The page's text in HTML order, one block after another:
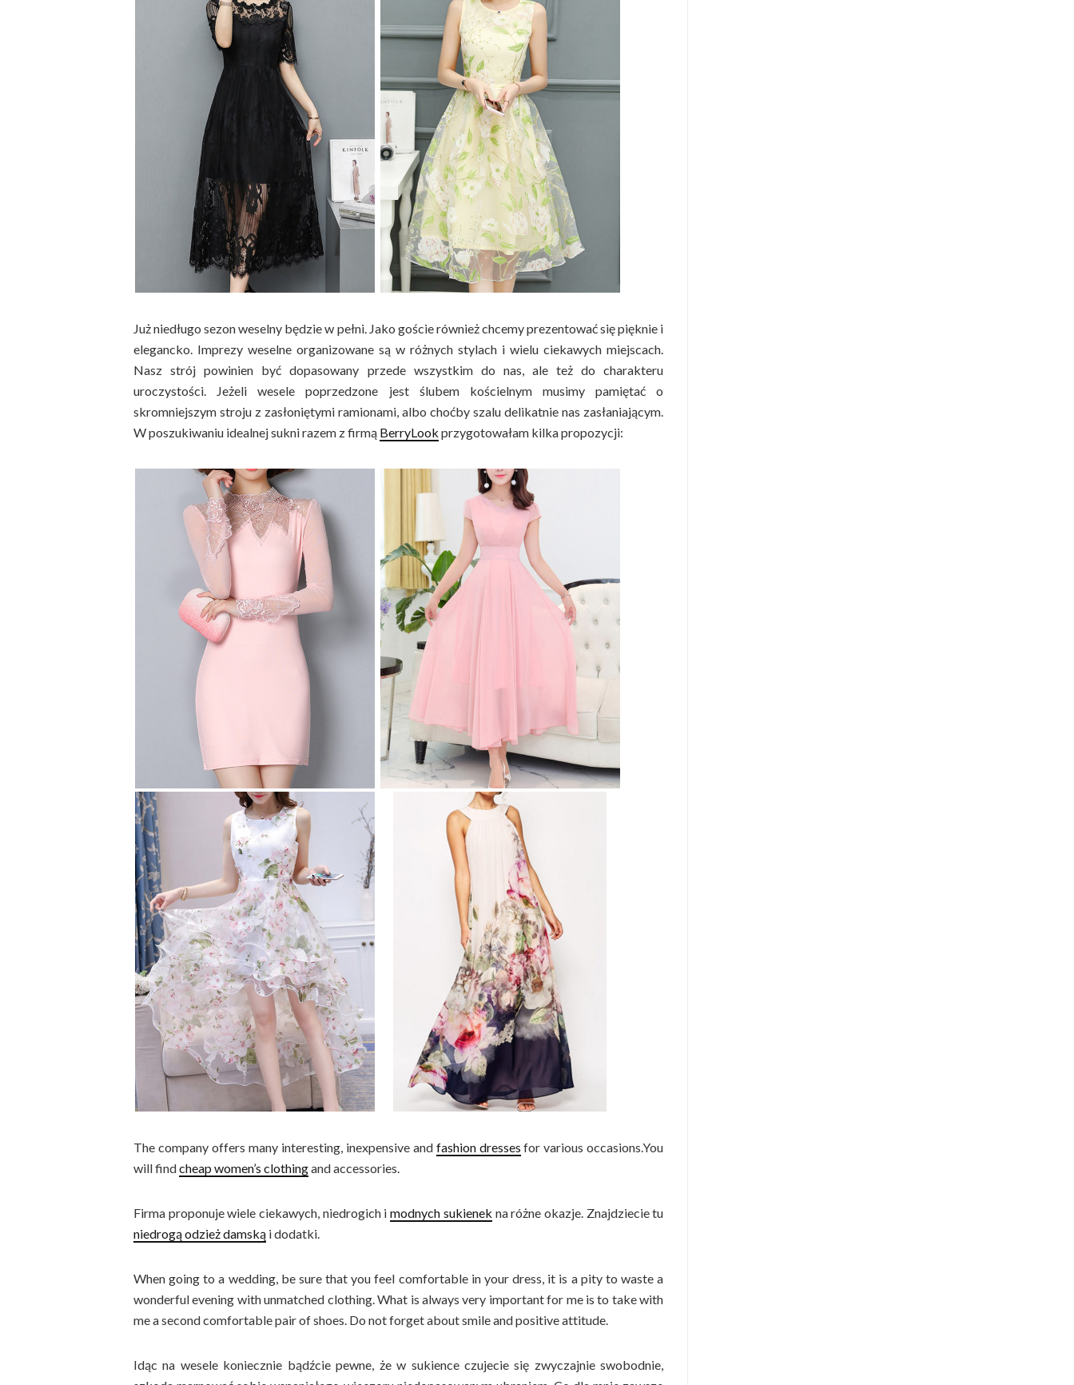
Już niedługo sezon weselny będzie w pełni. Jako goście również chcemy prezentować się pięknie i
elegancko. Imprezy weselne organizowane są w różnych stylach i wielu ciekawych miejscach.
Nasz strój powinien być dopasowany przede wszystkim do nas, ale też do charakteru
uroczystości. Jeżeli wesele poprzedzone jest ślubem kościelnym musimy pamiętać o
skromniejszym stroju z zasłoniętymi ramionami, albo choćby szalu delikatnie nas zasłaniającym.
W poszukiwaniu idealnej sukni razem z firmą BerryLook przygotowałam kilka propozycji:
The company offers many interesting, inexpensive and fashion dresses for various occasions.You
will findcheap women’s clothingand accessories.
Firma proponuje wiele ciekawych, niedrogich imodnych sukienek na różne okazje. Znajdziecie tu
niedrogą odzież damską i dodatki.
When going to a wedding, be sure that you feel comfortable in your dress, it is a pity to waste a
wonderful evening with unmatched clothing. What is always very important for me is to take with
me a second comfortable pair of shoes. Do not forget about smile and positive attitude.
Idąc na wesele koniecznie bądźcie pewne, że w sukience czujecie się zwyczajnie swobodnie,